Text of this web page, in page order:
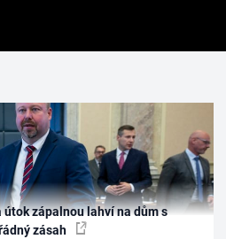
zápalnou lahví na dům s
zásah